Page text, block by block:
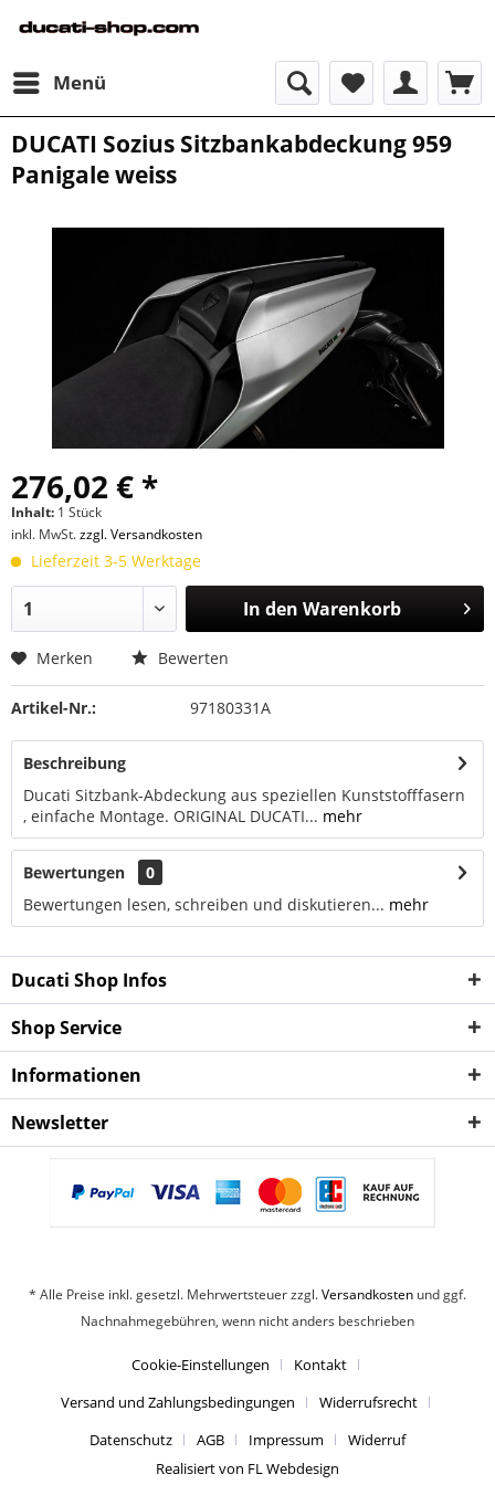
Menü
DUCATI Sozius Sitzbankabdeckung 959
Panigale weiss
276,02 € *
Inhalt: 1 Stück
inkl. MwSt.zzgl. Versandkosten
Lieferzeit 3-5 Werktage
In den Warenkorb
Merken Bewerten
Artikel-Nr.: 97180331A
Beschreibung
Ducati Sitzbank-Abdeckung aus speziellen Kunststofffasern
, einfache Montage. ORIGINAL DUCATI... mehr
Bewertungen
0
Bewertungen lesen, schreiben und diskutieren... mehr
Ducati Shop Infos
Shop Service
Informationen
Newsletter
* Alle Preise inkl. gesetzl. Mehrwertsteuer zzgl.Versandkosten und ggf.
Nachnahmegebühren, wenn nicht anders beschrieben
Cookie-Einstellungen
Kontakt
Versand und Zahlungsbedingungen
Widerrufsrecht
Datenschutz
AGB Impressum
Widerruf
Realisiert von FL Webdesign